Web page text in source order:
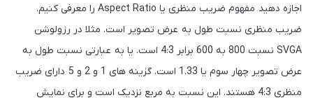
اجازه دهید مفهوم ضریب منظری یا Aspect Ratio را معرفی کنیم.
ضریب منظری نسبت طول به عرض تصویر است. مثلا در رزولوشن
SVGA نسبت 800 به 600 برابر 4:3 است. یا به عبارتی نسبت طول به
عرض تصویر چهار سوم یا 1.33 است. گزینه های 1 و 2 و 5 دارای ضریب
منظری 4:3 هستند. این نسبت به مربع نزدیک است و برای نمایش